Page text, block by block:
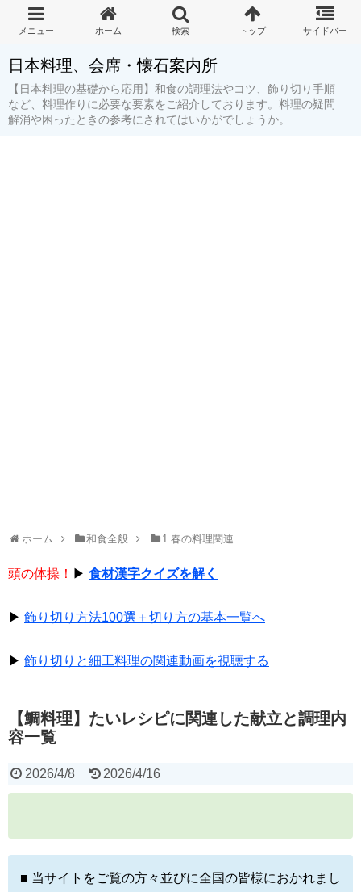
日本料理、会席・懐石案内所
【日本料理の基礎から応用】和食の調理法やコツ、飾り切り手順
など、料理作りに必要な要素をご紹介しております。料理の疑問
解消や困ったときの参考にされてはいかがでしょうか。
ホーム 和食全般 1.春の料理関連
頭の体操！ ▶ 食材漢字クイズを解く
▶ 飾り切り方法100選＋切り方の基本一覧へ
▶ 飾り切りと細工料理の関連動画を視聴する
【鯛料理】たいレシピに関連した献立と調理内
容一覧
2026/4/8 2026/4/16
■ 当サイトをご覧の方々並びに全国の皆様におかれまし